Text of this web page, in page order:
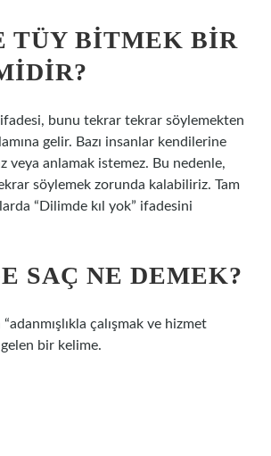
TÜY BITMEK BIR
ifadesi, bunu tekrar tekrar söylemekten
gelir. Bazı insanlar kendilerine
veya anlamak istemez. Bu nedenle,
söylemek zorunda kalabiliriz. Tam
“Dilimde kıl yok” ifadesini
SAÇ NE DEMEK?
çalışmak ve hizmet
bir kelime.